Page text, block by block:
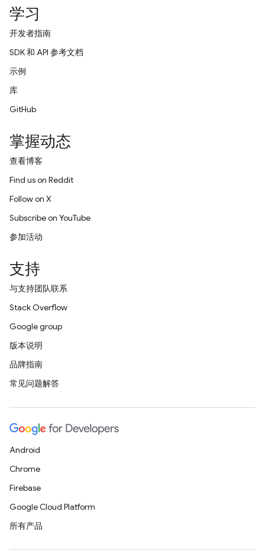
学习
开发者指南
SDK 和 API 参考文档
示例
库
GitHub
掌握动态
查看博客
Find us on Reddit
Follow on X
Subscribe on YouTube
参加活动
支持
与支持团队联系
Stack Overflow
Google group
版本说明
品牌指南
常见问题解答
Android
Chrome
Firebase
Google Cloud Platform
所有产品